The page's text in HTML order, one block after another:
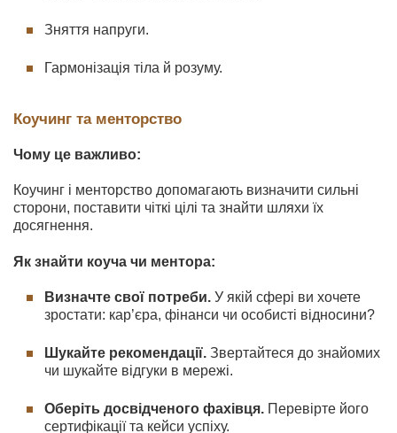
Зняття напруги.
Гармонізація тіла й розуму.
Коучинг та менторство
Чому це важливо:
Коучинг і менторство допомагають визначити сильні
сторони, поставити чіткі цілі та знайти шляхи їх
досягнення.
Як знайти коуча чи ментора:
Визначте свої потреби. У якій сфері ви хочете
зростати: кар’єра, фінанси чи особисті відносини?
Шукайте рекомендації. Звертайтеся до знайомих
чи шукайте відгуки в мережі.
Оберіть досвідченого фахівця. Перевірте його
сертифікації та кейси успіху.